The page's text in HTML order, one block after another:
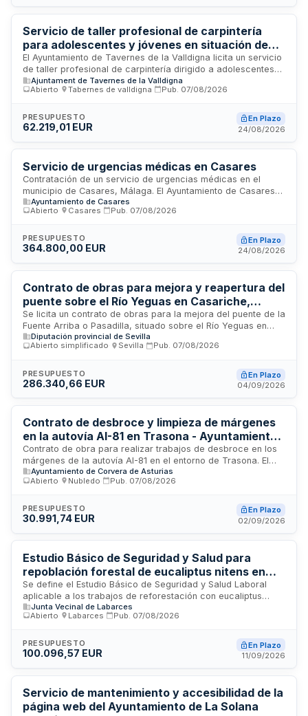
de protección animal vigente.
Servicio de taller profesional de carpintería
para adolescentes y jóvenes en situación de
vulnerabilidad social - Ayuntamiento de
Tavernes de la Valldigna
El Ayuntamiento de Tavernes de la Valldigna licita un servicio
de taller profesional de carpintería dirigido a adolescentes
entre 14 y 18 años y jóvenes hasta 25 años que presentan
absentismo escolar, problemas disciplinarios, medidas
educativa. El taller busca proporcionar formación profesional
práctica e intervención socioeducativa a menores en
año prorrogable hasta tres años.
Ajuntament de Tavernes de la Valldigna
Abierto
Tabernes de valldigna Pub. 07/08/2026
PRESUPUESTO
62.219,01 EUR
En Plazo
24/08/2026
Servicio de urgencias médicas en Casares
Contratación de un servicio de urgencias médicas en el
municipio de Casares, Málaga. El Ayuntamiento de Casares
licita mediante procedimiento abierto la prestación de
servicios médicos de urgencia. El contratista deberá
la Ley de ordenación de profesiones sanitarias, manteniendo
la experiencia acreditada en el proceso de adjudicación. El
se ejecutará bajo supervisión del Departamento de
Contratación del Ayuntamiento.
Ayuntamiento de Casares
Abierto
Casares Pub. 07/08/2026
PRESUPUESTO
364.800,00 EUR
En Plazo
24/08/2026
Contrato de obras para mejora y reapertura del
puente sobre el Río Yeguas en Casariche,
Sevilla
Se licita un contrato de obras para la mejora del puente de la
Fuente Arriba o Pasadilla, situado sobre el Río Yeguas en
Casariche, Sevilla, con el objetivo de permitir su reapertura
al uso público e incrementar la calidad en la movilidad de la
procedimiento abierto simplificado y se tramita con carácter
ordinario.
Diputación provincial de Sevilla
Abierto simplificado
Sevilla Pub. 07/08/2026
PRESUPUESTO
286.340,66 EUR
En Plazo
04/09/2026
Contrato de desbroce y limpieza de márgenes
en la autovía AI-81 en Trasona - Ayuntamiento
de Corvera
Contrato de obra para realizar trabajos de desbroce en los
márgenes de la autovía AI-81 en el entorno de Trasona. El
Ayuntamiento de Corvera licita los trabajos de limpieza y
mantenimiento de la zona de influencia de la autovía
comprende todas las actuaciones necesarias para
garantizar el correcto mantenimiento de los márgenes de la
Ayuntamiento de Corvera de Asturias
Abierto
Nubledo Pub. 07/08/2026
PRESUPUESTO
30.991,74 EUR
En Plazo
02/09/2026
Estudio Básico de Seguridad y Salud para
repoblación forestal de eucaliptus nitens en
Monte de Utilidad Pública - Junta Vecinal de
Labarces, Valdáliga
Se define el Estudio Básico de Seguridad y Salud Laboral
aplicable a los trabajos de reforestación con eucaliptus
nitens en 24,5 hectáreas del Monte de Utilidad Pública
número 341 Caviña y Canal del Toro, propiedad de la Junta
documento identifica riesgos laborales específicos de
operaciones mecanizadas con retroexcavadora, incluyendo
cumplimiento para contratistas y trabajadores durante las
fases de preparación del terreno y plantación.
Junta Vecinal de Labarces
Abierto
Labarces Pub. 07/08/2026
PRESUPUESTO
100.096,57 EUR
En Plazo
11/09/2026
Servicio de mantenimiento y accesibilidad de la
página web del Ayuntamiento de La Solana